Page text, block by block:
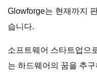
Glowforge는 현재까지
습니다.
소프트웨어 스타트업으
는 하드웨어의 꿈을 추